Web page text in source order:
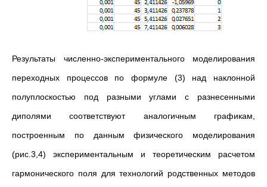
Результаты численно-экспериментального моделирования
переходных процессов по формуле (3) над наклонной
полуплоскостью под разными углами с разнесенными
диполями соответствуют аналогичным графикам,
построенным по данным физического моделирования
(рис.3,4) экспериментальным и теоретическим расчетом
гармонического поля для технологий родственных методов